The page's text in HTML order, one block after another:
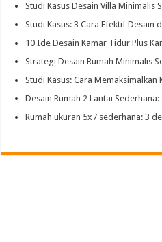
Studi Kasus Desain Villa Minimalis
Studi Kasus: 3 Cara Efektif Desain
10 Ide Desain Kamar Tidur Plus
Strategi Desain Rumah Minimalis
Studi Kasus: Cara
Desain Rumah 2 Lantai Sederhana:
Rumah ukuran 5x7 sederhana: 3